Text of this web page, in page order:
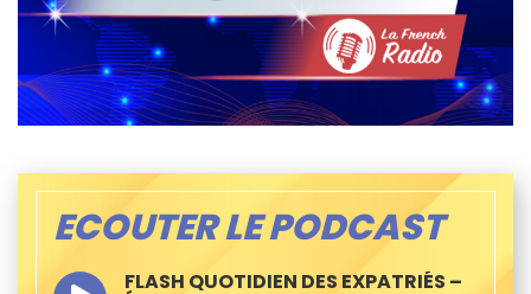
ECOUTER LE PODCAST
FLASH QUOTIDIEN DES EXPATRIÉS –